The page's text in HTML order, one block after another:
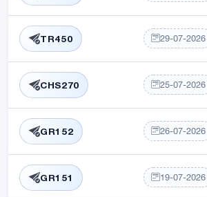
TR450 29-07-2026
CHS270 25-07-2026
GR152 26-07-2026
GR151 19-07-2026